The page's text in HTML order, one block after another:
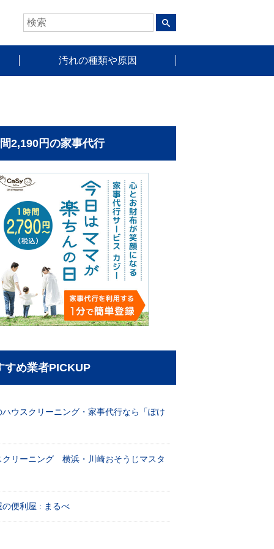
汚れの種類や原因
2,190円の家事代行
すめ業者PICKUP
ハウスクリーニング・家事代行なら「ぽけ
クリーニング 横浜・川崎おそうじマスタ
の便利屋 : まるべ